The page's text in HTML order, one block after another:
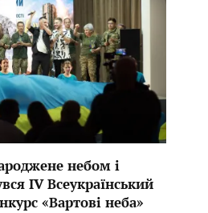
небом і
IV Всеукраїнський
«Вартові неба»